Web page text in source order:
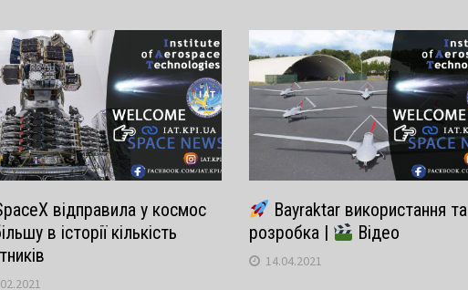
відправила у космос
в історії кількість
Bayraktar використання та
розробка |
Відео
14.04.2021